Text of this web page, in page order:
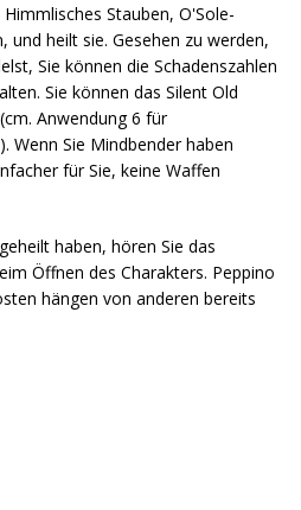
Stauben, O'Sole-
heilt sie. Gesehen zu werden,
Sie können die Schadenszahlen
Sie können das Silent Old
Anwendung 6 für
Wenn Sie Mindbender haben
für Sie, keine Waffen
haben, hören Sie das
Öffnen des Charakters. Peppino
hängen von anderen bereits